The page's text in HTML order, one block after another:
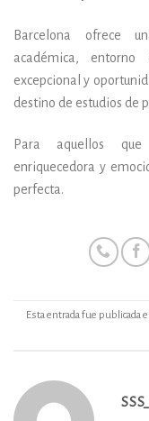
Barcelona ofrece
académica,
excepcional y
destino de estudios de
Para aquellos que
enriquecedora y
perfecta.
Esta entrada fue publicada